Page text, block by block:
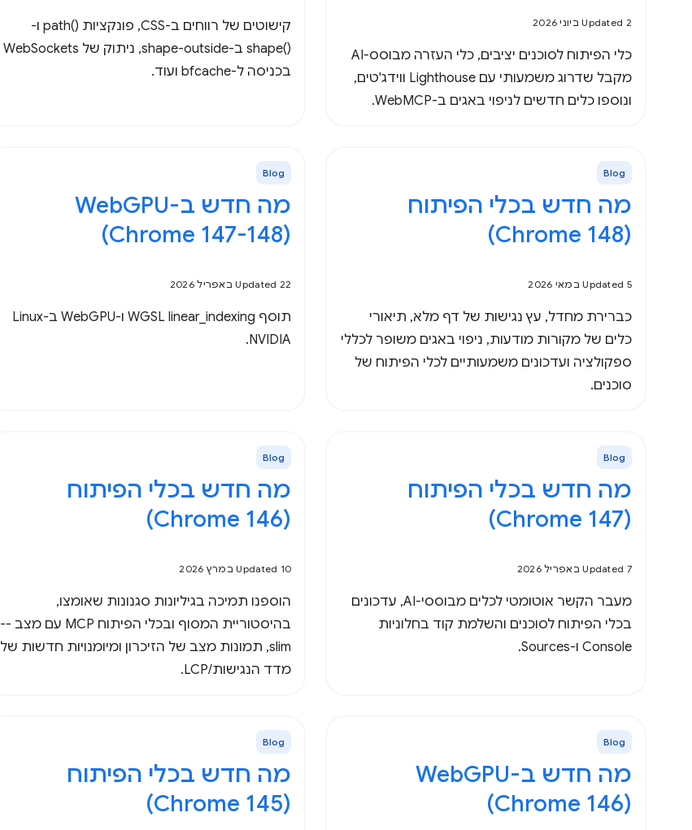
Updated 2 ביוני 2026
כלי הפיתוח לסוכנים יציבים, כלי העזרה מבוסס-AI
מקבל שדרוג משמעותי עם Lighthouse ווידג'טים,
ונוספו כלים חדשים לניפוי באגים ב-WebMCP.
קישוטים של רווחים ב-CSS, פונקציות path()‎ ו-
shape()‎ ב-shape-outside, ניתוק של WebSockets
בכניסה ל-bfcache ועוד.
Blog
מה חדש בכלי הפיתוח
(Chrome 148)
Updated 5 במאי 2026
כברירת מחדל, עץ נגישות של דף מלא, תיאורי
כלים של מקורות מודעות, ניפוי באגים משופר לכללי
ספקולציה ועדכונים משמעותיים לכלי הפיתוח של
סוכנים.
Blog
מה חדש ב-WebGPU‏
(Chrome 147-148)
Updated 22 באפריל 2026
תוסף WGSL linear_indexing ו-WebGPU ב-Linux
NVIDIA.
Blog
מה חדש בכלי הפיתוח
(Chrome 147)
Updated 7 באפריל 2026
מעבר הקשר אוטומטי לכלים מבוססי-AI, עדכונים
בכלי הפיתוח לסוכנים והשלמת קוד בחלוניות
Console ו-Sources.
Blog
מה חדש בכלי הפיתוח
(Chrome 146)
Updated 10 במרץ 2026
הוספנו תמיכה בגיליונות סגנונות שאומצו,
בהיסטוריית המסוף ובכלי הפיתוח MCP עם מצב ‎--
slim, תמונות מצב של הזיכרון ומיומנויות חדשות של
מדד הנגישות/LCP.
Blog
(Chrome 146)
Blog
מה חדש בכלי הפיתוח
(Chrome 145)